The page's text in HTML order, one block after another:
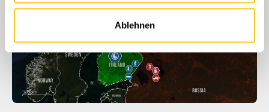
weiteren Daten zusammen, die Sie ihnen bereitgestellt
haben oder die sie im Rahmen Ihrer Nutzung der Dienste
Ablehnen